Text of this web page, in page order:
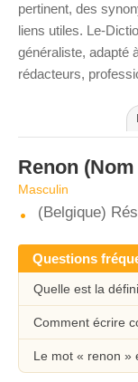
pertinent, des
liens utiles. Le-
généraliste, adapté
rédacteurs,
Renon
Masculin
(Belgique)
Questions
Quelle est la
Comment écrire
Le mot « renon »